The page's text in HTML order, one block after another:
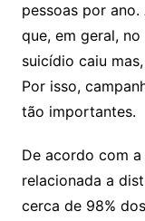
pessoas por
que, em geral,
suicídio caiu
Por isso,
tão importantes.
De acordo com
relacionada a
cerca de 98%